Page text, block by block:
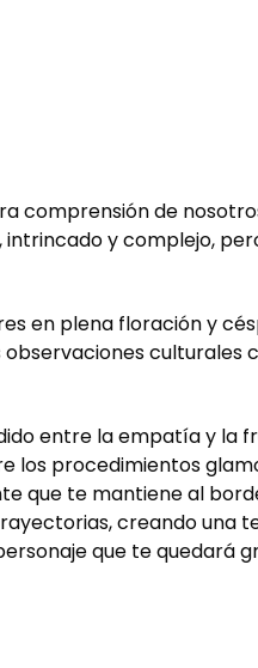
comprensión de
y complejo,
en plena floración y
culturales
entre la empatía y la
los procedimientos
que te mantiene al
creando una
que te quedará